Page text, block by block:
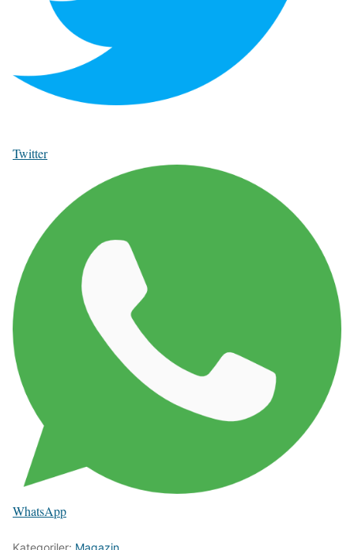
Twitter
WhatsApp
Kategoriler: Magazin